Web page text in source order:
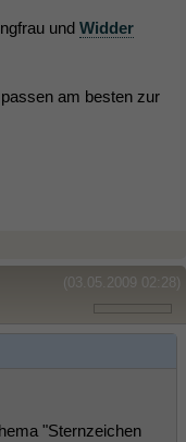
und Widder
am besten zur
(03.05.2009 02:28)
"Sternzeichen